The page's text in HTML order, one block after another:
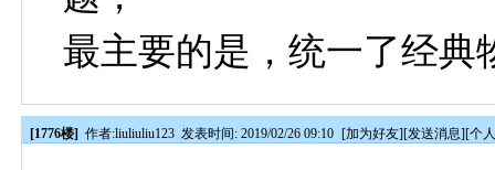
最主要的是，统一了经典
[1776楼] 作者:liuliuliu123 发表时间: 2019/02/26 09:10 [加为好友][发送消息][个